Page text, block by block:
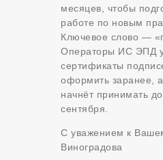
месяцев, чтобы
работе по новым
Ключевое слово —
Операторы ИС ЭПД
сертификаты
оформить заранее,
начнёт принимать
сентября.
С уважением к
Виноградова